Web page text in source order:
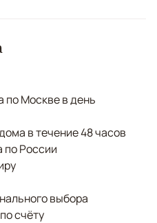
по Москве в день
в течение 48 часов
по России
выбора
счёту